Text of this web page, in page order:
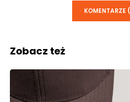
KOMENTARZE
Zobacz też